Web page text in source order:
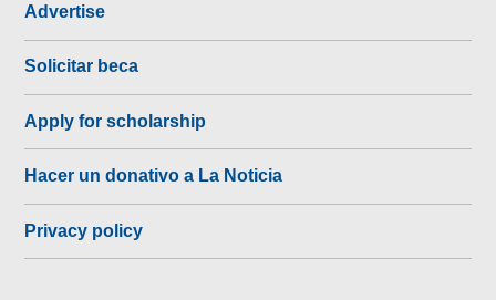
Advertise
Solicitar beca
Apply for scholarship
Hacer un donativo a La Noticia
Privacy policy